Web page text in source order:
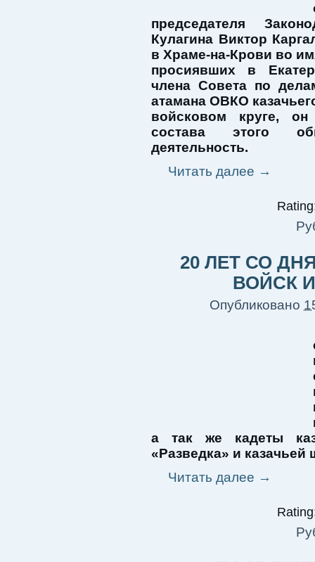
председателя
Кулагина Виктор
в Храме-на-Крови во
просиявших в
члена Совета по
атамана ОВКО
войсковом круге,
состава этого
деятельность.
Читать далее →
20 ЛЕТ СО
ВОЙСК
Опубликовано
а так же кадеты
«Разведка» и
Читать далее →